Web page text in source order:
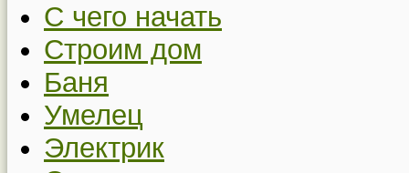
С чего начать
Строим дом
Баня
Умелец
Электрик